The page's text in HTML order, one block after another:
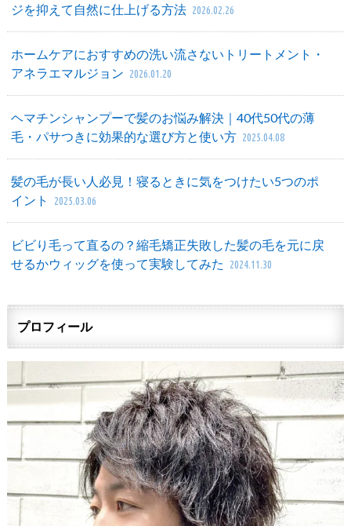
ジを抑えて自然に仕上げる方法 2026.02.26
ホームケアにおすすめの洗い流さないトリートメント・
アネラエマルジョン 2026.01.20
ヘマチンシャンプーで髪のお悩み解決｜40代50代の薄
毛・パサつきに効果的な選び方と使い方 2025.04.08
髪の毛が長い人必見！寝るときに気をつけたい5つのポ
イント
2025.03.06
ビビり毛って直るの？縮毛矯正失敗した髪の毛を元に戻
せるかウィッグを使って実験してみた
2024.11.30
プロフィール